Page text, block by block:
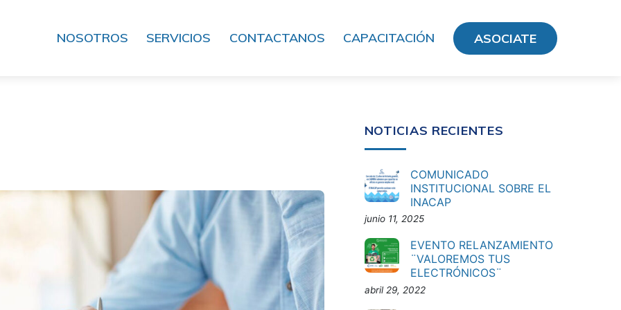
NOSOTROS SERVICIOS CONTACTANOS CAPACITACIÓN ASOCIATE
NOTICIAS RECIENTES
COMUNICADO
INSTITUCIONAL SOBRE EL
INACAP
junio 11, 2025
EVENTO RELANZAMIENTO
¨VALOREMOS TUS
ELECTRÓNICOS¨
abril 29, 2022